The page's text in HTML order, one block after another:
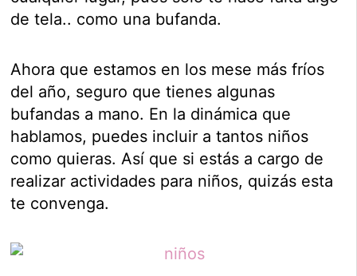
de tela.. como una bufanda.
Ahora que estamos en los mese más fríos
del año, seguro que tienes algunas
bufandas a mano. En la dinámica que
hablamos, puedes incluir a tantos niños
como quieras. Así que si estás a cargo de
realizar actividades para niños, quizás esta
te convenga.